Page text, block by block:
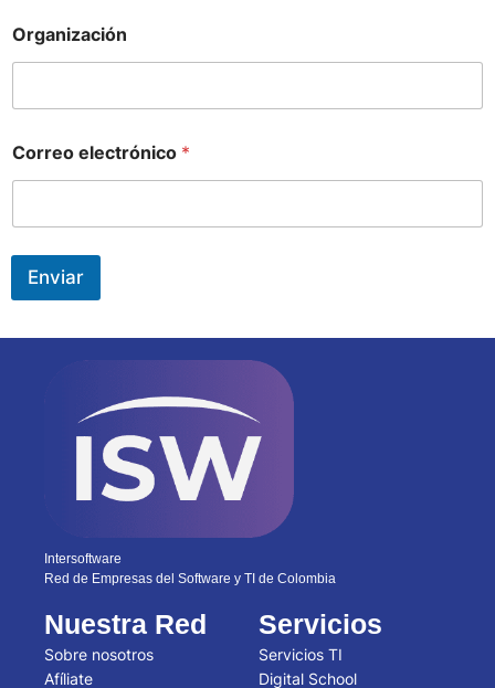
Organización
Correo electrónico *
Enviar
Intersoftware
Red de Empresas del Software y TI de Colombia
Nuestra Red
Sobre nosotros
Afíliate
Servicios
Servicios TI
Digital School